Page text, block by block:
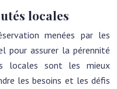
locales
menées par les
pour assurer la pérennité
locales sont les mieux
les besoins et les défis